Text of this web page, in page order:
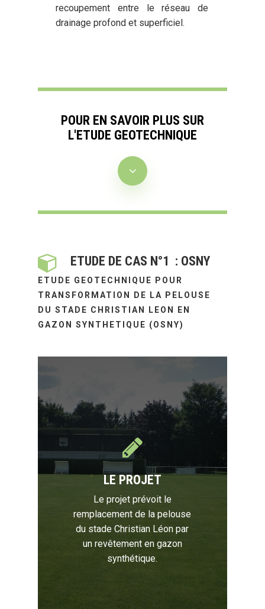
recoupement entre le réseau de
drainage profond et superficiel.
POUR EN SAVOIR PLUS SUR
L'ETUDE GEOTECHNIQUE
ETUDE DE CAS N°1 : OSNY
ETUDE GEOTECHNIQUE POUR
TRANSFORMATION DE LA PELOUSE
DU STADE CHRISTIAN LEON EN
GAZON SYNTHETIQUE (OSNY)
LE PROJET
Le projet prévoit le
remplacement de la pelouse
du stade Christian Léon par
un revêtement en gazon
synthétique.